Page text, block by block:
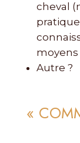
cheval
Autre ?
«